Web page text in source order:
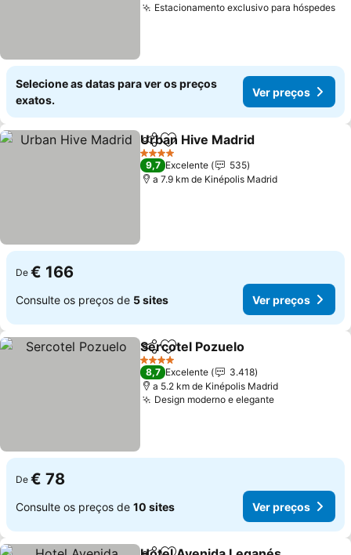
Estacionamento exclusivo para hóspedes
Selecione as datas para ver os preços
exatos.
Ver preços
PartilharAdicionar aos favoritos
Urban Hive Madrid
4 Estrelas
9,7 Excelente
535
a 7.9 km de Kinépolis Madrid
De € 166
Consulte os preços de 5 sites Ver preços
PartilharAdicionar aos favoritos
Sercotel Pozuelo
4 Estrelas
8,7 Excelente
3.418
a 5.2 km de Kinépolis Madrid
Design moderno e elegante
De € 78
Consulte os preços de 10 sites Ver preços